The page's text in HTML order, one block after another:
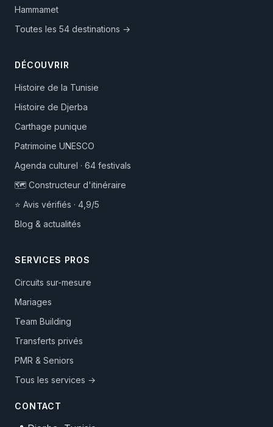
Hammamet
Toutes les 54 destinations →
DÉCOUVRIR
Histoire de la Tunisie
Histoire de Djerba
Carthage punique
Patrimoine UNESCO
Agenda culturel · 64 festivals
🗺️ Constructeur d'itinéraire
⭐ Avis vérifiés · 4,9/5
Blog & actualités
SERVICES PROS
Circuits sur-mesure
Mariages
Team Building
Transferts privés
PMR & Seniors
Tous les services →
CONTACT